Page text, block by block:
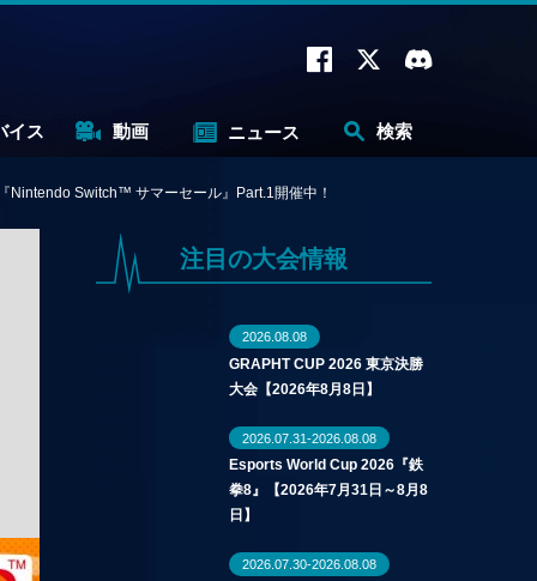
イス 動画 ニュース 検索
Nintendo Switch™ サマーセール』Part.1開催中！
注目の大会情報
2026.08.08
GRAPHT CUP 2026 東京決勝
大会【2026年8月8日】
2026.07.31-2026.08.08
Esports World Cup 2026『鉄
拳8』【2026年7月31日～8月8
日】
2026.07.30-2026.08.08